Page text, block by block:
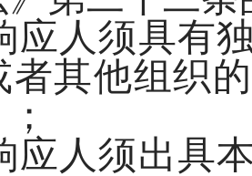
应人须具有
者其他组织
应人须出具